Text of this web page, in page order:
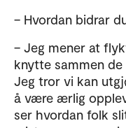
– Hvordan bidrar
– Jeg mener at
knytte sammen
Jeg tror vi kan
å være ærlig
ser hvordan folk